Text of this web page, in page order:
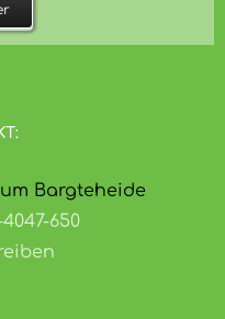
Bargteheide
650